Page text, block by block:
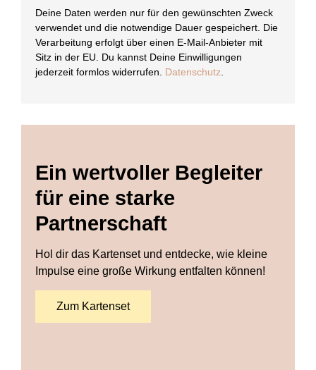
Deine Daten werden nur für den gewünschten Zweck
verwendet und die notwendige Dauer gespeichert. Die
Verarbeitung erfolgt über einen E-Mail-Anbieter mit
Sitz in der EU. Du kannst Deine Einwilligungen
jederzeit formlos widerrufen. Datenschutz
Ein wertvoller Begleiter
für eine starke
Partnerschaft
Hol dir das Kartenset und entdecke, wie kleine
Impulse eine große Wirkung entfalten können!
Zum Kartenset